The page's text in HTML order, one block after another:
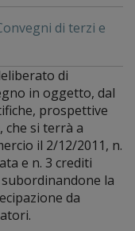
di terzi e
di
in oggetto, dal
prospettive
che si terrà a
il 2/12/2011, n.
e n. 3 crediti
la
da